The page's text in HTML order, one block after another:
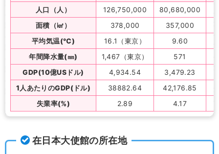
人口（人）
126,750,000 80,680,000
面積（㎢）
378,000 357,000
平均気温(℃)
16.1（東京） 9.60
年間降水量(㎜)
1,467（東京） 571
GDP(10億USドル)
4,934.54 3,479.23
1人あたりのGDP(ドル)
38882.64 42,176.85
失業率(%)
2.89 4.17
在日本大使館の所在地